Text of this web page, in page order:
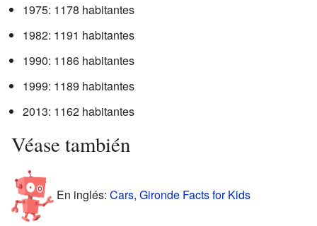
1975: 1178 habitantes
1982: 1191 habitantes
1990: 1186 habitantes
1999: 1189 habitantes
2013: 1162 habitantes
Véase también
En inglés: Cars, Gironde Facts for Kids